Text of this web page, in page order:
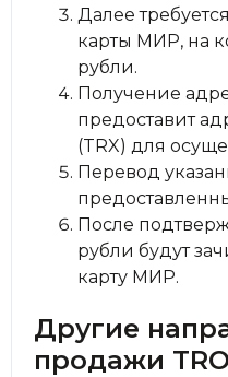
Далее
карты МИР, на
рубли.
Получение
предоставит
(TRX) для
Перевод
После
рубли будут
карту МИР.
Другие
продажи